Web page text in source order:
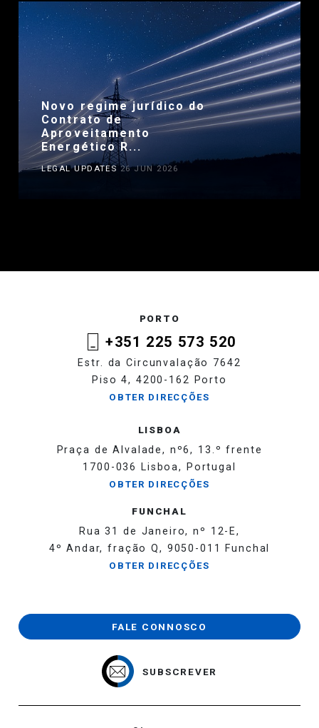
Novo regime jurídico do
Contrato de
Aproveitamento
Energético R...
LEGAL UPDATES26 JUN 2026
PORTO
+351 225 573 520
Estr. da Circunvalação 7642
Piso 4, 4200-162 Porto
OBTER DIRECÇÕES
LISBOA
Praça de Alvalade, nº6, 13.º frente
1700-036 Lisboa, Portugal
OBTER DIRECÇÕES
FUNCHAL
Rua 31 de Janeiro, nº 12-E,
4º Andar, fração Q, 9050-011 Funchal
OBTER DIRECÇÕES
FALE CONNOSCO
SUBSCREVER